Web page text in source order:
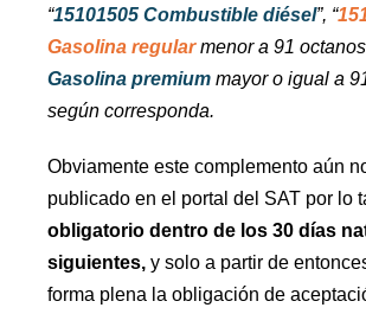
“15101505 Combustible diésel”, “
Gasolina regularmenor a 91
Gasolina premium mayor o igual a
según corresponda.
Obviamente este complemento aún
publicado en el portal del SAT por lo
obligatorio dentro de los 30 días
siguientes, y solo a partir de
forma plena la obligación de